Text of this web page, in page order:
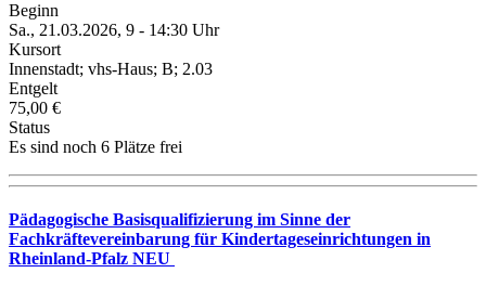
Beginn
Sa., 21.03.2026, 9 - 14:30 Uhr
Kursort
Innenstadt; vhs-Haus; B; 2.03
Entgelt
75,00 €
Status
Es sind noch 6 Plätze frei
Pädagogische Basisqualifizierung im Sinne der
Fachkräftevereinbarung für Kindertageseinrichtungen in
Rheinland-Pfalz NEU